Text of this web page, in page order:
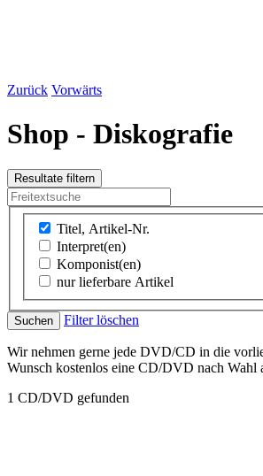
Zurück Vorwärts
Shop - Diskografie
Titel, Artikel-Nr.
Interpret(en)
Komponist(en)
nur lieferbare Artikel
Filter löschen
Wir nehmen gerne jede DVD/CD in die
Wunsch kostenlos eine CD/DVD nach Wahl
1 CD/DVD gefunden